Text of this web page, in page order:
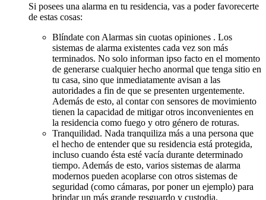
Si posees una alarma en tu residencia, vas a poder favorecerte
de estas cosas:
Blíndate con Alarmas sin cuotas opiniones . Los
sistemas de alarma existentes cada vez son más
terminados. No solo informan ipso facto en el momento
de generarse cualquier hecho anormal que tenga sitio en
tu casa, sino que inmediatamente avisan a las
autoridades a fin de que se presenten urgentemente.
Además de esto, al contar con sensores de movimiento
tienen la capacidad de mitigar otros inconvenientes en
la residencia como fuego y otro género de roturas.
Tranquilidad. Nada tranquiliza más a una persona que
el hecho de entender que su residencia está protegida,
incluso cuando ésta esté vacía durante determinado
tiempo. Además de esto, varios sistemas de alarma
modernos pueden acoplarse con otros sistemas de
seguridad (como cámaras, por poner un ejemplo) para
brindar un más grande resguardo y custodia.